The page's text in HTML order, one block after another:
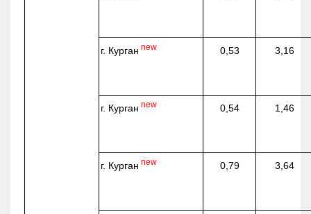
г. Курган new 0,53 3,16
г. Курган new 0,54 1,46
г. Курган new 0,79 3,64